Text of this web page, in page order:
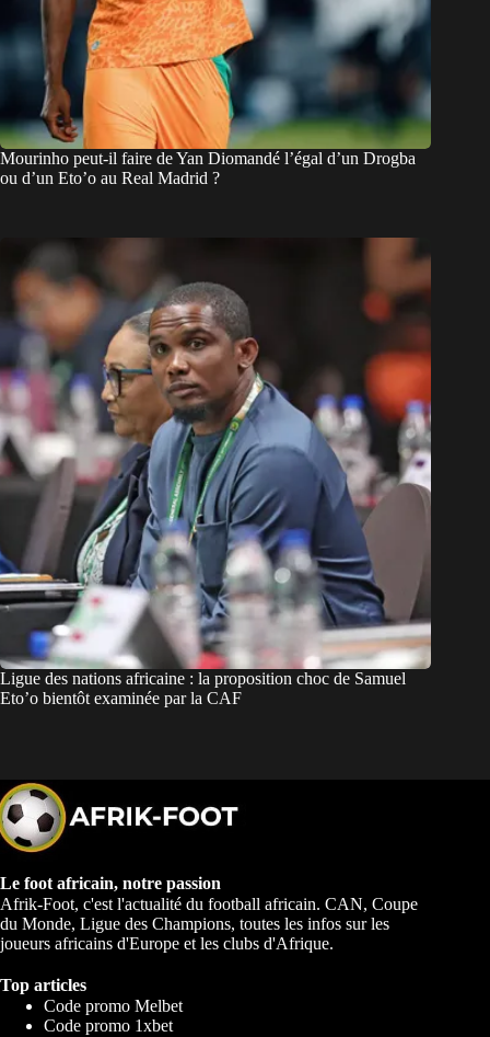
Mourinho peut-il faire de Yan Diomandé l’égal d’un Drogba
ou d’un Eto’o au Real Madrid ?
Ligue des nations africaine : la proposition choc de Samuel
Eto’o bientôt examinée par la CAF
Le foot africain, notre passion
Afrik-Foot, c'est l'actualité du football africain. CAN, Coupe
du Monde, Ligue des Champions, toutes les infos sur les
joueurs africains d'Europe et les clubs d'Afrique.
Top articles
Code promo Melbet
Code promo 1xbet